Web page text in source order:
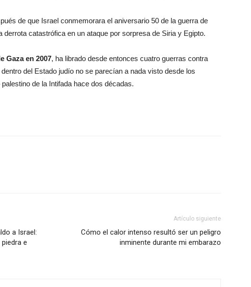
de que Israel conmemorara el aniversario 50 de la guerra de
derrota catastrófica en un ataque por sorpresa de Siria y Egipto.
Gaza en 2007, ha librado desde entonces cuatro guerras contra
del Estado judío no se parecían a nada visto desde los
de la Intifada hace dos décadas.
a Israel:
e
Artículo siguiente
Cómo el calor intenso resultó ser un peligro
inminente durante mi embarazo